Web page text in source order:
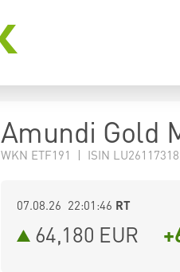
Amundi Gold
WKN ETF191 | ISIN
07.08.26 22:01:46 RT
64,180 EUR